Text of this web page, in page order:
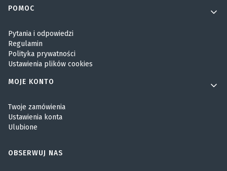
POMOC
Pytania i odpowiedzi
Regulamin
Polityka prywatności
Ustawienia plików cookies
MOJE KONTO
Twoje zamówienia
Ustawienia konta
Ulubione
OBSERWUJ NAS